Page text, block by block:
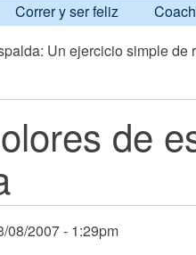
Correr y ser feliz
Un ejercicio simple de
de
08/2007 - 1:29pm